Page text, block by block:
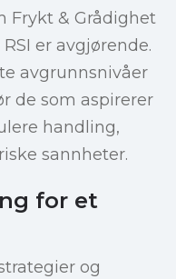
Frykt & Grådighet
er avgjørende.
avgrunnsnivåer
de som aspirerer
handling,
sannheter.
for et
og